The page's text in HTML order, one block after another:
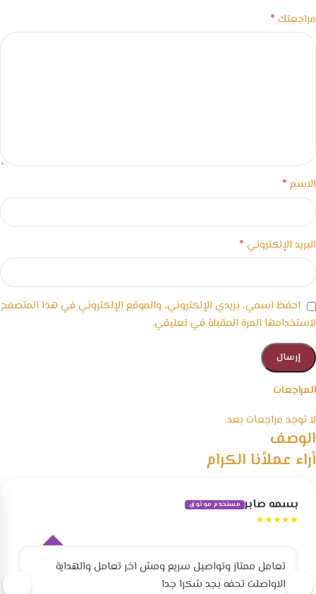
المراجعات
لا توجد مراجعات بعد.
مراجعتك *
الاسم *
البريد الإلكتروني *
احفظ اسمي، بريدي الإلكتروني، والموقع الإلكتروني في هذا المتصفح
لاستخدامها المرة المقبلة في تعليقي.
الوصف
أراء عملأنا الكرام
بسمه صابر مستخدم موثوق
★★★★★
تعامل ممتاز وتواصيل سريع ومش اخر تعامل والهداية
الاواصلت تحفه بجد شكرا جدا